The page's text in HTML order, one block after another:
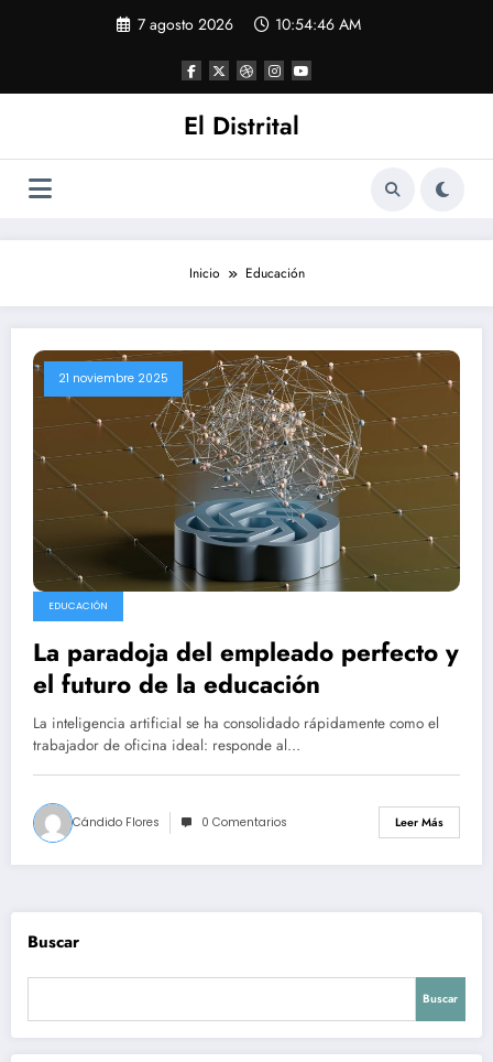
7 agosto 2026 10:54:46 AM
El Distrital
Inicio Educación
21 noviembre 2025
EDUCACIÓN
La paradoja del empleado perfecto y
el futuro de la educación
La inteligencia artificial se ha consolidado rápidamente como el
trabajador de oficina ideal: responde al…
Cándido Flores 0 Comentarios Leer Más
Buscar
Buscar